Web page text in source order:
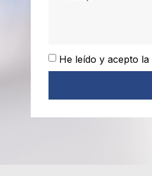
He leído y acepto la